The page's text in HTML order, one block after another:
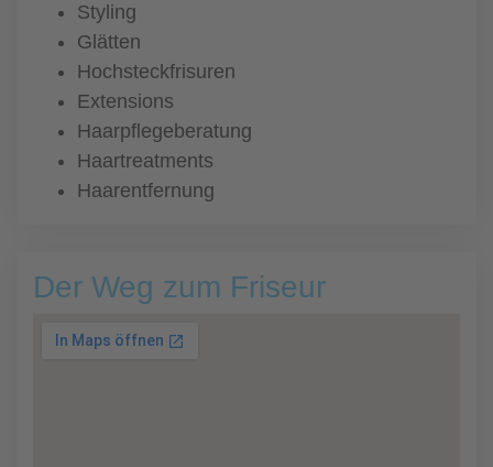
Styling
Glätten
Hochsteckfrisuren
Extensions
Haarpflegeberatung
Haartreatments
Haarentfernung
Der Weg zum Friseur